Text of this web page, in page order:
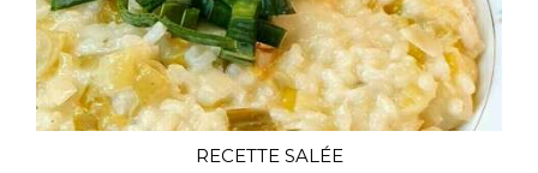
RECETTE SALÉE